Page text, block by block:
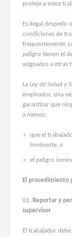
proteje a estos
Es ilegal despedir
condiciones de
frequentemente.
peligro tienen el
asignados a otras
La Ley de Salud y
empleador, una
garantizar que
a menos:
que el
inminente, o
el peligro
El procedimiento
Reportar y
supervisor
El trabajador